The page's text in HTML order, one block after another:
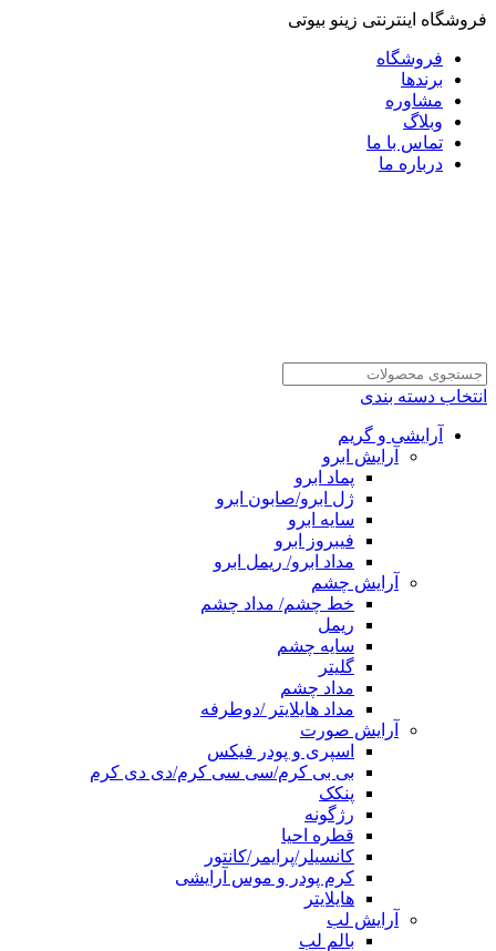
فروشگاه اینترنتی زینو بیوتی
فروشگاه
برندها
مشاوره
وبلاگ
تماس با ما
درباره ما
انتخاب دسته بندی
آرایشی و گریم
آرایش ابرو
پماد ابرو
ژل ابرو/صابون ابرو
سایه ابرو
فیبروز ابرو
مداد ابرو/ ریمل ابرو
آرایش چشم
خط چشم/ مداد چشم
ریمل
سایه چشم
گلیتر
مداد چشم
مداد هایلایتر /دوطرفه
آرایش صورت
اسپری و پودر فیکس
بی بی کرم/سی سی کرم/دی دی کرم
پنکک
رژگونه
قطره احیا
کانسیلر/پرایمر/کانتور
کرم پودر و موس آرایشی
هایلایتر
آرایش لب
بالم لب